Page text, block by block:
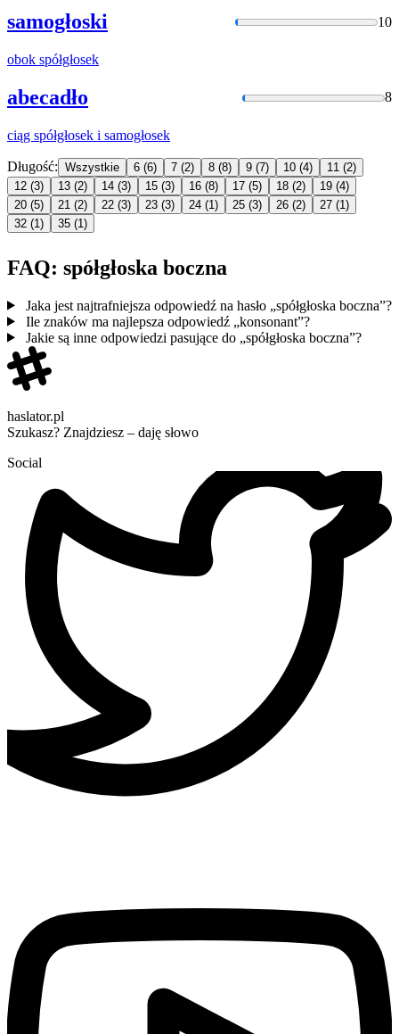
samogłoski 10
obok spółgłosek
abecadło 8
ciąg spółgłosek i samogłosek
Długość: Wszystkie 6 (6) 7 (2) 8 (8) 9 (7) 10 (4) 11 (2)
12 (3) 13 (2) 14 (3) 15 (3) 16 (8) 17 (5) 18 (2) 19 (4)
20 (5) 21 (2) 22 (3) 23 (3) 24 (1) 25 (3) 26 (2) 27 (1)
32 (1) 35 (1)
FAQ: spółgłoska boczna
Jaka jest najtrafniejsza odpowiedź na hasło „spółgłoska boczna”?
Ile znaków ma najlepsza odpowiedź „konsonant”?
Jakie są inne odpowiedzi pasujące do „spółgłoska boczna”?
haslator.pl
Szukasz? Znajdziesz – daję słowo
Social